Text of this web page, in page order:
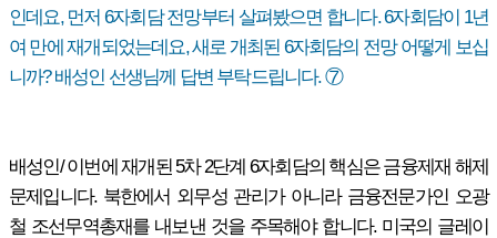
인데요, 먼저 6자회담 전망부터 살펴봤으면 합니다. 6자회담이 1년
여 만에 재개되었는데요, 새로 개최된 6자회담의 전망 어떻게 보십
니까? 배성인 선생님께 답변 부탁드립니다. ⑦
배성인/ 이번에 재개된 5차 2단계 6자회담의 핵심은 금융제재 해제
문제입니다. 북한에서 외무성 관리가 아니라 금융전문가인 오광
철 조선무역총재를 내보낸 것을 주목해야 합니다. 미국의 글레이